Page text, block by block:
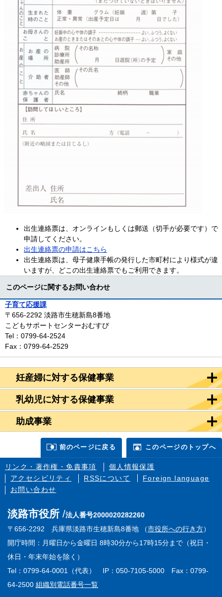
妊産婦に対する保健事業
乳幼児に対する保健事業
助成事業
出生連絡票は、オンラインもしくは郵送（切手が必要です）で
申請してください。
出生連絡票の申請はこちら
出生連絡票は、母子健康手帳の発行した市町村により様式が違
いますが、どこの出生連絡票でもご利用できます。
このページに関するお問い合わせ
子育て応援課
〒656-2292 淡路市生穂新島8番地
こどもサポートセンターおむすび
Tel：0799-64-2524
Fax：0799-64-2529
前のページに戻る このページのトップへ
リンク・著作権・免責事項
個人情報保護
アクセシビリティ
RSSについて
Foreign language
お問い合わせ
淡路市役所
法人番号2000020282260
〒656-2292 兵庫県淡路市生穂新島8番地 （市役所への行き方）
開庁時間：月曜日から金曜日 8時30分から17時15分まで（祝日・
休日・年末年始を除く）
Tel：0799-64-0001（代表） IP：050-7105-5000 Fax：0799-
64-2500 組織別電話番号一覧